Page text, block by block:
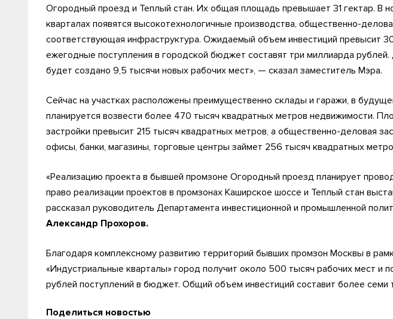
Огородный проезд и Теплый стан. Их общая площадь превышает 31 гектар. В
кварталах появятся высокотехнологичные производства, общественно-
соответствующая инфраструктура. Ожидаемый объем инвестиций превысит
ежегодные поступления в городской бюджет составят три миллиарда
будет создано 9,5 тысячи новых рабочих мест», — сказал заместитель Мэра.
Сейчас на участках расположены преимущественно склады и гаражи, в
планируется возвести более 470 тысяч квадратных метров недвижимости.
застройки превысит 215 тысяч квадратных метров, а общественно-деловая
офисы, банки, магазины, торговые центры займет 256 тысяч квадратных
«Реализацию проекта в бывшей промзоне Огородный проезд планирует
право реализации проектов в промзонах Каширское шоссе и Теплый стан
рассказал руководитель Департамента инвестиционной и промышленной
Александр Прохоров.
Благодаря комплексному развитию территорий бывших промзон Москвы в
«Индустриальные кварталы» город получит около 500 тысяч рабочих мест и
рублей поступлений в бюджет. Общий объем инвестиций составит более семи
Поделиться новостью